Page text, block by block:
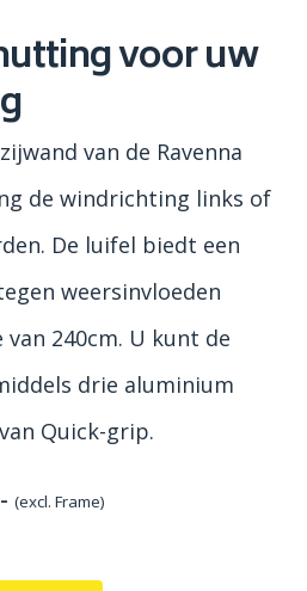
voor uw
van de Ravenna
de windrichting links of
De luifel biedt een
weersinvloeden
240cm. U kunt de
drie aluminium
Quick-grip.
(excl. Frame)